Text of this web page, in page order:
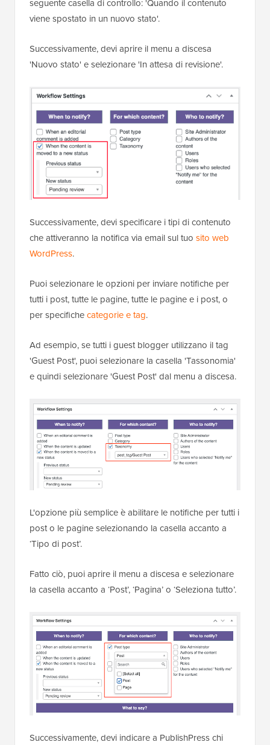
seguente casella di controllo: 'Quando il contenuto
viene spostato in un nuovo stato'.
Successivamente, devi aprire il menu a discesa
'Nuovo stato' e selezionare 'In attesa di revisione'.
Successivamente, devi specificare i tipi di contenuto
che attiveranno la notifica via email sul tuo sito web
WordPress.
Puoi selezionare le opzioni per inviare notifiche per
tutti i post, tutte le pagine, tutte le pagine e i post, o
per specifichecategorie e tag.
Ad esempio, se tutti i guest blogger utilizzano il tag
'Guest Post', puoi selezionare la casella 'Tassonomia'
e quindi selezionare 'Guest Post' dal menu a discesa.
L'opzione più semplice è abilitare le notifiche per tutti i
post o le pagine selezionando la casella accanto a
‘Tipo di post’.
Fatto ciò, puoi aprire il menu a discesa e selezionare
la casella accanto a ‘Post’, ‘Pagina’ o ‘Seleziona tutto’.
Successivamente, devi indicare a PublishPress chi